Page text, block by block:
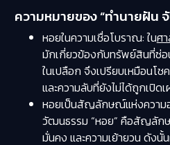
ความหมายของ “ทำนายฝัน
หอยในความเชื่อโบราณ: ในศ
มักเกี่ยวข้องกับทรัพย์สินที่ซ่อ
ในเปลือก จึงเปรียบเหมือนโ
และความลับที่ยังไม่ได้ถูกเปิดเ
หอยเป็นสัญลักษณ์แห่งความ
วัฒนธรรม “หอย” คือสัญลัก
มั่นคง และความเย้ายวน ดัง